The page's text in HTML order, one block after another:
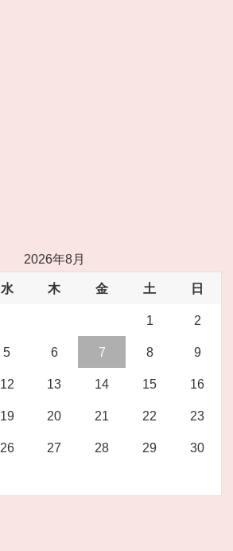
2026年8月
水 木 金 土 日
1 2
5 6 7 8 9
12 13 14 15 16
19 20 21 22 23
26 27 28 29 30